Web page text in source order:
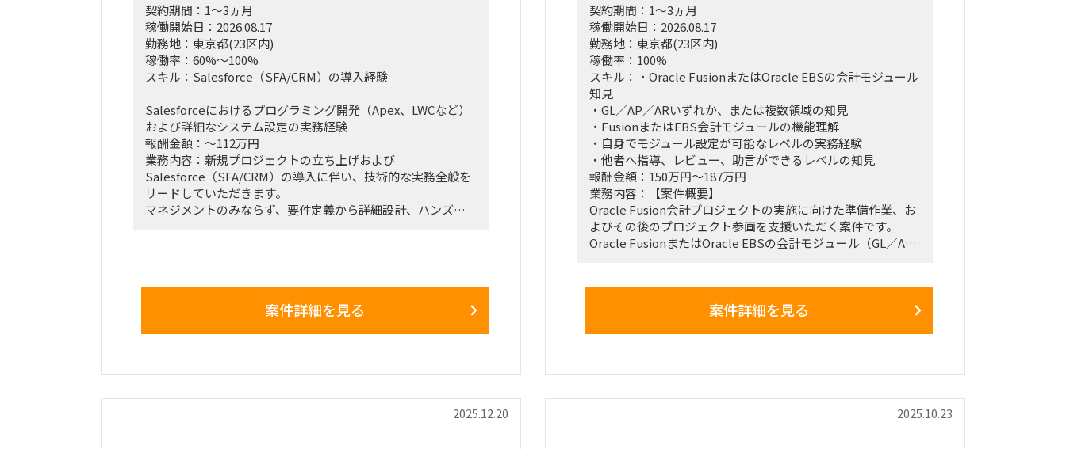
契約期間：1～3ヵ月
稼働開始日：2026.08.17
勤務地：東京都(23区内)
稼働率：60%～100%
スキル：Salesforce（SFA/CRM）の導入経験
Salesforceにおけるプログラミング開発（Apex、LWCなど）
および詳細なシステム設定の実務経験
報酬金額：～112万円
業務内容：新規プロジェクトの立ち上げおよび
Salesforce（SFA/CRM）の導入に伴い、技術的な実務全般を
リードしていただきます。
マネジメントのみならず、要件定義から詳細設計、ハンズオ
Salesforce（SFA/CRM）の導入、カスタマイズ、および詳細
どを用いたプログラミング・開発実務が出来る方
クライアントの要望に応じた技術的な要件定義、および仕様
案件詳細を見る
契約期間：1～3ヵ月
稼働開始日：2026.08.17
勤務地：東京都(23区内)
稼働率：100%
スキル：・Oracle FusionまたはOracle EBSの会計モジュール
知見
・GL／AP／ARいずれか、または複数領域の知見
・FusionまたはEBS会計モジュールの機能理解
・自身でモジュール設定が可能なレベルの実務経験
・他者へ指導、レビュー、助言ができるレベルの知見
報酬金額：150万円～187万円
業務内容：【案件概要】
Oracle Fusion会計プロジェクトの実施に向けた準備作業、お
よびその後のプロジェクト参画を支援いただく案件です。
Oracle FusionまたはOracle EBSの会計モジュール（GL／AP
をご担当いただきます。
会計モジュールの機能を熟知しており、ご自身でモジュール
【主な業務内容】
案件詳細を見る
2025.12.20 2025.10.23